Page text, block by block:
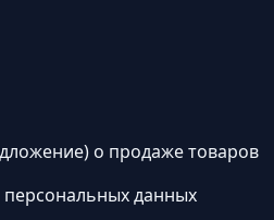
о продаже товаров
данных